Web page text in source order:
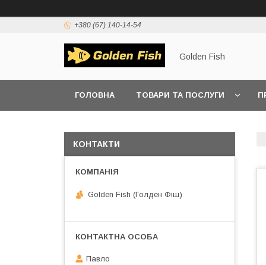
+380 (67) 140-14-54
Golden Fish
ГОЛОВНА ТОВАРИ ТА ПОСЛУГИ
КОНТАКТИ
Golden Fish (Голден Фіш)
Павло